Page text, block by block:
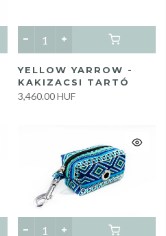
YELLOW YARROW -
KAKIZACSI TARTÓ
3,460.00 HUF